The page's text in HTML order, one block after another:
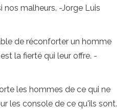
nos malheurs. -Jorge Luis
de réconforter un homme
la fierté qui leur offre. -
les hommes de ce qui ne
les console de ce qu'ils sont.